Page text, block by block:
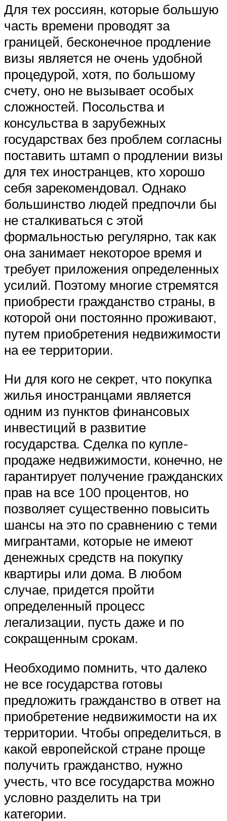
Для тех россиян, которые большую
часть времени проводят за
границей, бесконечное продление
визы является не очень удобной
процедурой, хотя, по большому
счету, оно не вызывает особых
сложностей. Посольства и
консульства в зарубежных
государствах без проблем согласны
поставить штамп о продлении визы
для тех иностранцев, кто хорошо
себя зарекомендовал. Однако
большинство людей предпочли бы
не сталкиваться с этой
формальностью регулярно, так как
она занимает некоторое время и
требует приложения определенных
усилий. Поэтому многие стремятся
приобрести гражданство страны, в
которой они постоянно проживают,
путем приобретения недвижимости
на ее территории.
Ни для кого не секрет, что покупка
жилья иностранцами является
одним из пунктов финансовых
инвестиций в развитие
государства. Сделка по купле-
продаже недвижимости, конечно, не
гарантирует получение гражданских
прав на все 100 процентов, но
позволяет существенно повысить
шансы на это по сравнению с теми
мигрантами, которые не имеют
денежных средств на покупку
квартиры или дома. В любом
случае, придется пройти
определенный процесс
легализации, пусть даже и по
сокращенным срокам.
Необходимо помнить, что далеко
не все государства готовы
предложить гражданство в ответ на
приобретение недвижимости на их
территории. Чтобы определиться, в
какой европейской стране проще
получить гражданство, нужно
учесть, что все государства можно
условно разделить на три
категории.